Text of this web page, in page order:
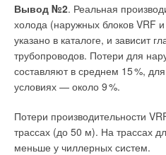
Вывод №2. Реальная
холода (наружных блоков VRF
указано в каталоге, и зависит
трубопроводов. Потери для
составляют в среднем 15%,
условиях — около 9%.
Потери производительности
трассах (до 50 м). На трассах
меньше у чиллерных систем.